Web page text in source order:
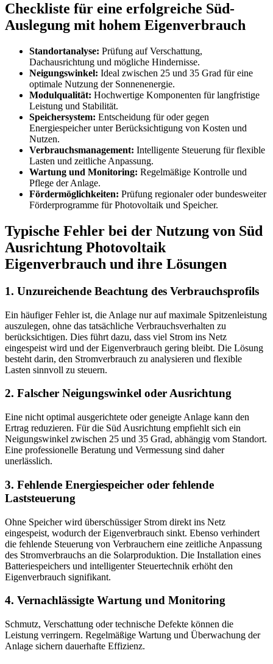
Checkliste für eine erfolgreiche Süd-
Auslegung mit hohem Eigenverbrauch
Standortanalyse: Prüfung auf Verschattung,
Dachausrichtung und mögliche Hindernisse.
Neigungswinkel: Ideal zwischen 25 und 35 Grad für eine
optimale Nutzung der Sonnenenergie.
Modulqualität: Hochwertige Komponenten für langfristige
Leistung und Stabilität.
Speichersystem: Entscheidung für oder gegen
Energiespeicher unter Berücksichtigung von Kosten und
Nutzen.
Verbrauchsmanagement: Intelligente Steuerung für flexible
Lasten und zeitliche Anpassung.
Wartung und Monitoring: Regelmäßige Kontrolle und
Pflege der Anlage.
Fördermöglichkeiten: Prüfung regionaler oder bundesweiter
Förderprogramme für Photovoltaik und Speicher.
Typische Fehler bei der Nutzung von Süd
Ausrichtung Photovoltaik
Eigenverbrauch und ihre Lösungen
1. Unzureichende Beachtung des Verbrauchsprofils
Ein häufiger Fehler ist, die Anlage nur auf maximale Spitzenleistung
auszulegen, ohne das tatsächliche Verbrauchsverhalten zu
berücksichtigen. Dies führt dazu, dass viel Strom ins Netz
eingespeist wird und der Eigenverbrauch gering bleibt. Die Lösung
besteht darin, den Stromverbrauch zu analysieren und flexible
Lasten sinnvoll zu steuern.
2. Falscher Neigungswinkel oder Ausrichtung
Eine nicht optimal ausgerichtete oder geneigte Anlage kann den
Ertrag reduzieren. Für die Süd Ausrichtung empfiehlt sich ein
Neigungswinkel zwischen 25 und 35 Grad, abhängig vom Standort.
Eine professionelle Beratung und Vermessung sind daher
unerlässlich.
3. Fehlende Energiespeicher oder fehlende
Laststeuerung
Ohne Speicher wird überschüssiger Strom direkt ins Netz
eingespeist, wodurch der Eigenverbrauch sinkt. Ebenso verhindert
die fehlende Steuerung von Verbrauchern eine zeitliche Anpassung
des Stromverbrauchs an die Solarproduktion. Die Installation eines
Batteriespeichers und intelligenter Steuertechnik erhöht den
Eigenverbrauch signifikant.
4. Vernachlässigte Wartung und Monitoring
Schmutz, Verschattung oder technische Defekte können die
Leistung verringern. Regelmäßige Wartung und Überwachung der
Anlage sichern dauerhafte Effizienz.